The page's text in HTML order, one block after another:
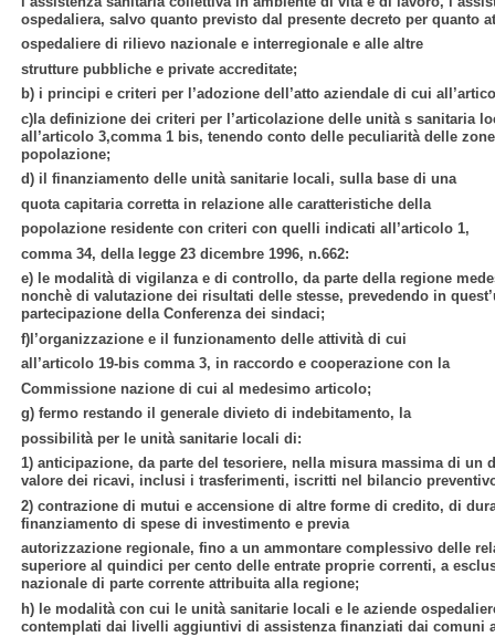
ospedaliera, salvo quanto previsto dal presente decreto per quanto
ospedaliere di rilievo nazionale e interregionale e alle altre
strutture pubbliche e private accreditate;
b) i principi e criteri per l’adozione dell’atto aziendale di cui
c)la definizione dei criteri per l’articolazione delle unità s sanitaria
all’articolo 3,comma 1 bis, tenendo conto delle peculiarità delle
popolazione;
d) il finanziamento delle unità sanitarie locali, sulla base di una
quota capitaria corretta in relazione alle caratteristiche della
popolazione residente con criteri con quelli indicati all’articolo 1,
comma 34, della legge 23 dicembre 1996, n.662:
e) le modalità di vigilanza e di controllo, da parte della regione
nonchè di valutazione dei risultati delle stesse, prevedendo in
partecipazione della Conferenza dei sindaci;
f)l’organizzazione e il funzionamento delle attività di cui
all’articolo 19-bis comma 3, in raccordo e cooperazione con la
Commissione nazione di cui al medesimo articolo;
g) fermo restando il generale divieto di indebitamento, la
possibilità per le unità sanitarie locali di:
1) anticipazione, da parte del tesoriere, nella misura massima di un
valore dei ricavi, inclusi i trasferimenti, iscritti nel bilancio
2) contrazione di mutui e accensione di altre forme di credito, di
finanziamento di spese di investimento e previa
autorizzazione regionale, fino a un ammontare complessivo delle
superiore al quindici per cento delle entrate proprie correnti, a
nazionale di parte corrente attribuita alla regione;
h) le modalità con cui le unità sanitarie locali e le aziende
contemplati dai livelli aggiuntivi di assistenza finanziati dai comuni